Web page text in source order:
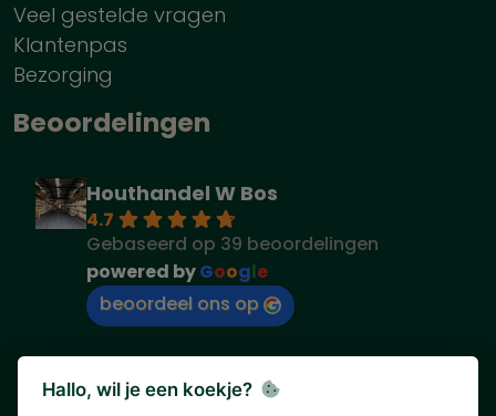
Veel gestelde vragen
Klantenpas
Bezorging
Beoordelingen
Houthandel W Bos
4.7
Gebaseerd op 39 beoordelingen
powered byGoogle
beoordeel ons op
Hallo, wil je een koekje?